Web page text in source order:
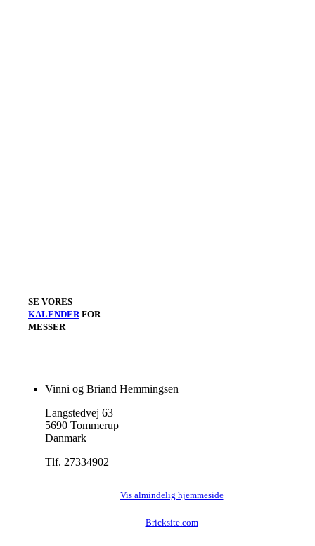
SE VORES
KALENDERFOR
MESSER
Vinni og Briand Hemmingsen
Langstedvej 63
5690 Tommerup
Danmark
Tlf. 27334902
Vis almindelig hjemmeside
Bricksite.com